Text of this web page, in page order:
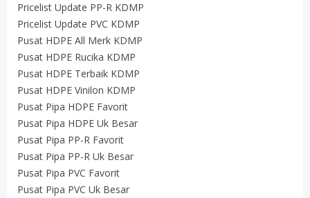
Pricelist Update PP-R KDMP
Pricelist Update PVC KDMP
Pusat HDPE All Merk KDMP
Pusat HDPE Rucika KDMP
Pusat HDPE Terbaik KDMP
Pusat HDPE Vinilon KDMP
Pusat Pipa HDPE Favorit
Pusat Pipa HDPE Uk Besar
Pusat Pipa PP-R Favorit
Pusat Pipa PP-R Uk Besar
Pusat Pipa PVC Favorit
Pusat Pipa PVC Uk Besar